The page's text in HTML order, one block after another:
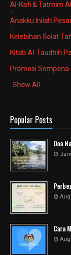
Al-Kafi & Tatmim
-
Anakku Inilah
-
Kelebihan Solat
-
Kitab Al-Taudhih
-
Promosi
-
Show All
Popular Posts
Doa
Cara